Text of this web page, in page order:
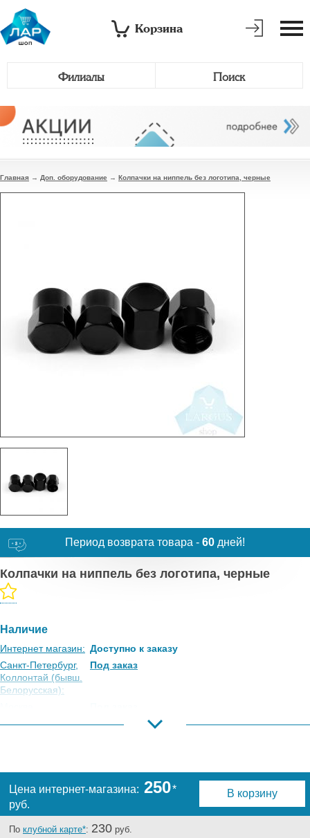
Корзина
Филиалы Поиск
Главная → Доп. оборудование → Колпачки на ниппель без логотипа, черные
Период возврата товара - 60 дней!
Колпачки на ниппель без логотипа, черные
Наличие
Интернет магазин: Доступно к заказу
Санкт-Петербург,
Коллонтай (бывш.
Белорусская):
Под заказ
Краснодар:
Под заказ
Нальчик:
Самара:
Есть
Цена интернет-магазина: 250*
руб.
В корзину
По клубной карте*: 230 руб.